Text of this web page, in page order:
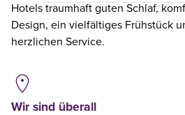
Hotels traumhaft guten Schlaf,
Design, ein vielfältiges Frühstück
herzlichen Service.
Wir sind überall